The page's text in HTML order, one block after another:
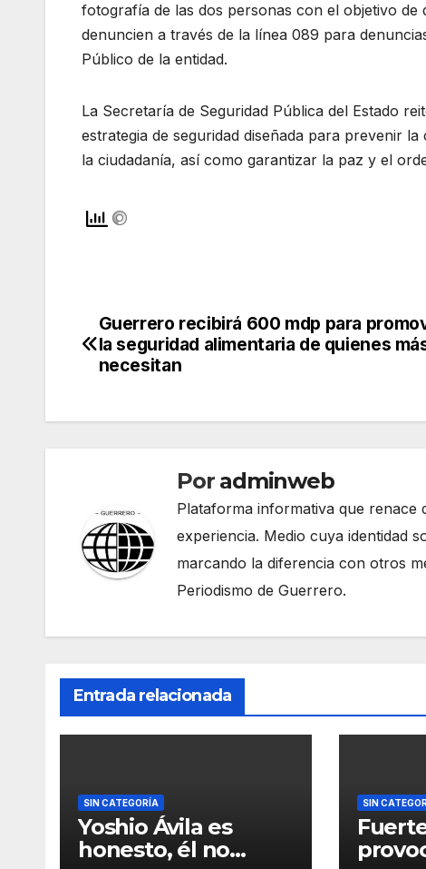
fotografía de las dos personas con el objetivo
denuncien a través de la línea 089 para
Público de la entidad.
La Secretaría de Seguridad Pública del Estado
estrategia de seguridad diseñada para prevenir
la ciudadanía, así como garantizar la paz y el
Navegación
de
Guerrero recibirá 600 mdp para
la seguridad alimentaria de quienes
necesitan
Por adminweb
Plataforma informativa que renace
experiencia. Medio cuya identidad
marcando la diferencia con otros
Periodismo de Guerrero.
Entrada relacionada
SIN CATEGORÍA
Yoshio Ávila es
honesto, él no
SIN